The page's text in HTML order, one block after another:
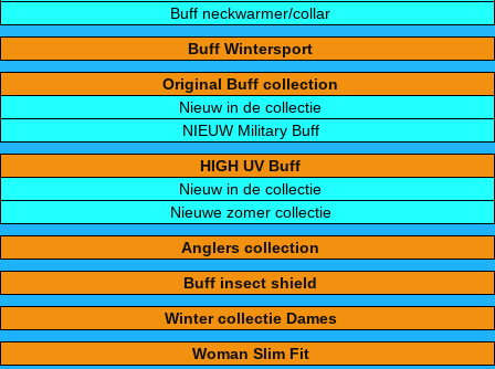
Buff neckwarmer/collar
Buff Wintersport
Original Buff collection
Nieuw in de collectie
NIEUW Military Buff
HIGH UV Buff
Nieuw in de collectie
Nieuwe zomer collectie
Anglers collection
Buff insect shield
Winter collectie Dames
Woman Slim Fit